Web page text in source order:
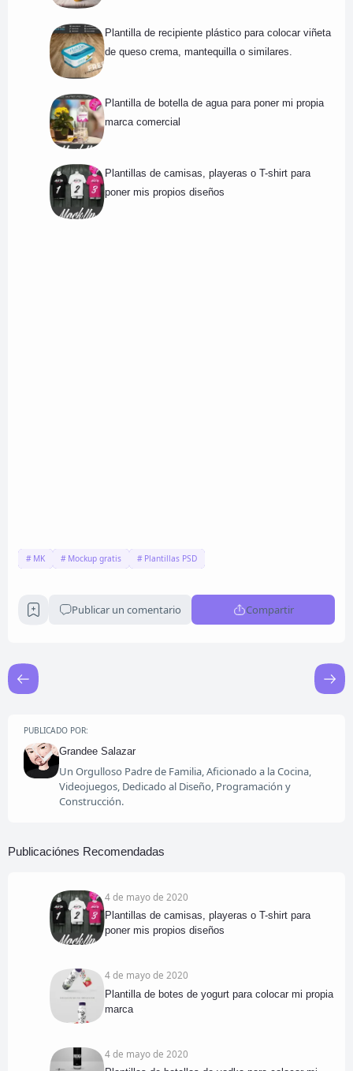
Plantilla de recipiente plástico para colocar viñeta
de queso crema, mantequilla o similares.
Plantilla de botella de agua para poner mi propia
marca comercial
Plantillas de camisas, playeras o T-shirt para
poner mis propios diseños
MK Mockup gratis Plantillas PSD
Publicar un comentario Compartir
PUBLICADO POR:
Grandee Salazar
Un Orgulloso Padre de Familia, Aficionado a la Cocina,
Videojuegos, Dedicado al Diseño, Programación y
Construcción.
Publicaciónes Recomendadas
4 de mayo de 2020
Plantillas de camisas, playeras o T-shirt para
poner mis propios diseños
4 de mayo de 2020
Plantilla de botes de yogurt para colocar mi propia
marca
4 de mayo de 2020